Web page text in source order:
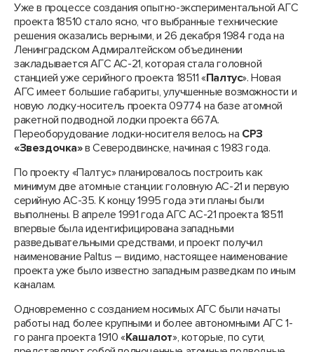
Уже в процессе создания опытно-экспериментальной АГС
проекта 18510 стало ясно, что выбранные технические
решения оказались верными, и 26 декабря 1984 года на
Ленинградском Адмиралтейском объединении
закладывается АГС АС-21, которая стала головной
станцией уже серийного проекта 18511 «Палтус». Новая
АГС имеет большие габариты, улучшенные возможности и
новую лодку-носитель проекта 09774 на базе атомной
ракетной подводной лодки проекта 667А.
Переоборудование лодки-носителя велось на СРЗ
«Звездочка»в Северодвинске, начиная с 1983 года.
По проекту «Палтус» планировалось построить как
минимум две атомные станции: головную АС-21 и первую
серийную АС-35. К концу 1995 года эти планы были
выполнены. В апреле 1991 года АГС АС-21 проекта 18511
впервые была идентифицирована западными
разведывательными средствами, и проект получил
наименование Paltus – видимо, настоящее наименование
проекта уже было известно западным разведкам по иным
каналам.
Одновременно с созданием носимых АГС были начаты
работы над более крупными и более автономными АГС 1-
го ранга проекта 1910 «Кашалот», которые, по сути,